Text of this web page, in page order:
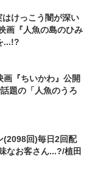
けっこう闇が深い
画『人魚の島のひみ
...!?
画『ちいかわ』公開
題の「人魚のうろ
(2098回)毎日2回配
なお客さん...?/植田